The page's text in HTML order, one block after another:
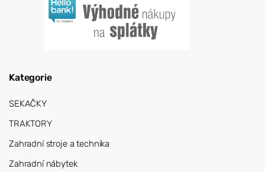
Kategorie
SEKAČKY
TRAKTORY
Zahradní stroje a technika
Zahradní nábytek